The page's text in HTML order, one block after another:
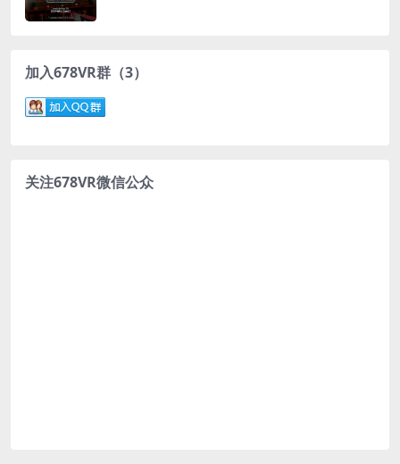
加入678VR群（3）
关注678VR微信公众